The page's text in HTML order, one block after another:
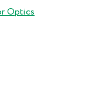
Optics